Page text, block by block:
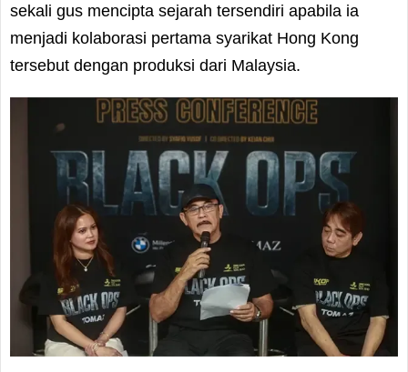
sekali gus mencipta sejarah tersendiri apabila ia
menjadi kolaborasi pertama syarikat Hong Kong
tersebut dengan produksi dari Malaysia.